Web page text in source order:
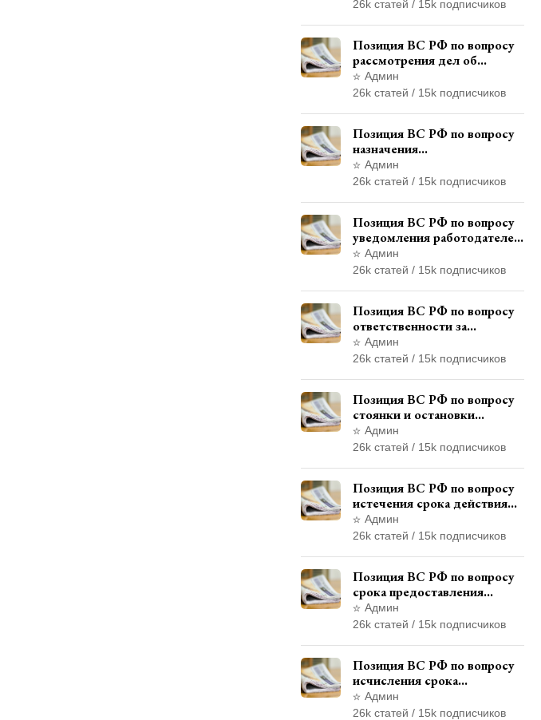
26k статей / 15k подписчиков
Позиция ВС РФ по вопросу
рассмотрения дел об
административных
правонарушениях по месту
ответственности
Админ
26k статей / 15k подписчиков
Позиция ВС РФ по вопросу
назначения
административного
наказания в виде лишения
Админ
26k статей / 15k подписчиков
Позиция ВС РФ по вопросу
уведомления работодателем
о заключении трудового
договора с бывшим
Админ
26k статей / 15k подписчиков
Позиция ВС РФ по вопросу
ответственности за
непредоставление
документов при проведении
Админ
26k статей / 15k подписчиков
Позиция ВС РФ по вопросу
стоянки и остановки
транспортного средства на
тротуаре и квалификации
Админ
26k статей / 15k подписчиков
Позиция ВС РФ по вопросу
истечения срока действия
транзитных знаков
иностранного государства и
правонарушения
Админ
26k статей / 15k подписчиков
Позиция ВС РФ по вопросу
срока предоставления
итогового финансового
отчета кандидатом в
выборах
Админ
26k статей / 15k подписчиков
Позиция ВС РФ по вопросу
исчисления срока
административного надзора
при назначении
Админ
26k статей / 15k подписчиков